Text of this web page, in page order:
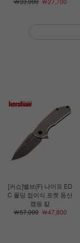
[커쇼]밸브(F) 나이프 ED
C 폴딩 접이식 포켓 등산
캠핑 칼
￦57,000￦47,800